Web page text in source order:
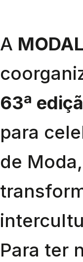
A
63ª
para
de
Para ter